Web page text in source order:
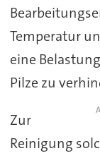
Temperatur
eine
Pilze zu
Zur
Reinigung